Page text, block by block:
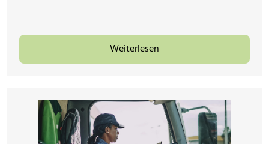
Weiterlesen